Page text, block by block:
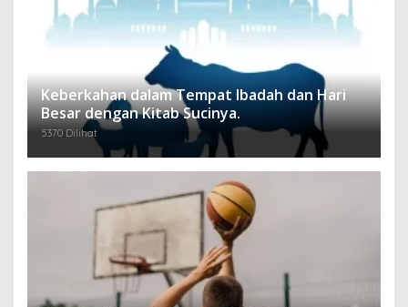
Keberkahan dalam Tempat Ibadah dan Hari
Besar dengan Kitab Sucinya.
5370 Dilihat